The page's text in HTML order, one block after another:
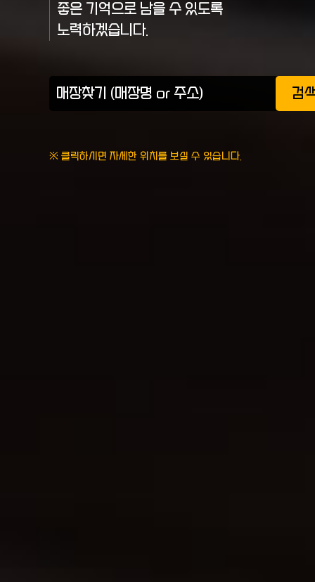
좋은 기억으로 남을 수 있도록
노력하겠습니다.
검
※ 클릭하시면 자세한 위치를 보실 수 있습니다.